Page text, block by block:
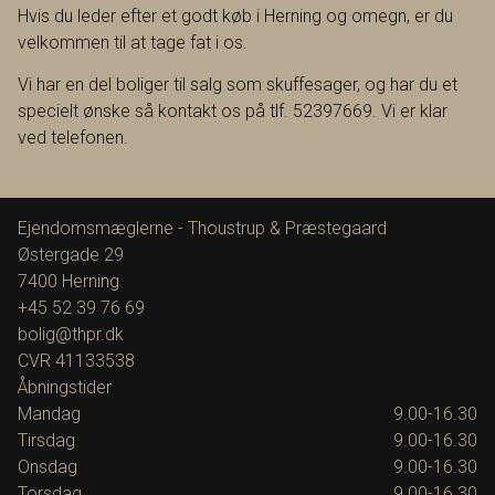
allerede i dag, vi er klar til at fremvise villaen.
Hvis du leder efter et godt køb i Herning og omegn, er du
velkommen til at tage fat i os.
Vi har en del boliger til salg som skuffesager, og har du et
specielt ønske så kontakt os på tlf. 52397669. Vi er klar
ved telefonen.
Ejendomsmæglerne - Thoustrup & Præstegaard
Østergade 29
7400 Herning
+45 52 39 76 69
bolig@thpr.dk
CVR 41133538
Åbningstider
Mandag
9.00-16.30
Tirsdag
9.00-16.30
Onsdag
9.00-16.30